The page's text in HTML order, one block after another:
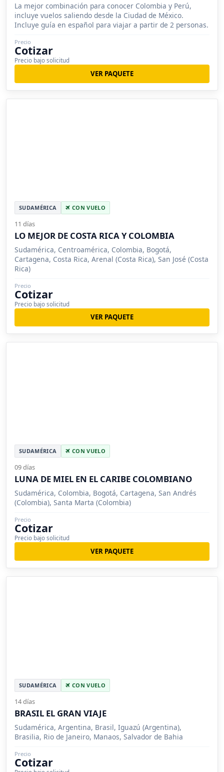
La mejor combinación para conocer Colombia y Perú,
incluye vuelos saliendo desde la Ciudad de México.
Incluye guía en español para viajar a partir de 2 personas.
Precio
Cotizar
Precio bajo solicitud
VER PAQUETE
SUDAMÉRICA CON VUELO
11 días
LO MEJOR DE COSTA RICA Y COLOMBIA
Sudamérica, Centroamérica, Colombia, Bogotá,
Cartagena, Costa Rica, Arenal (Costa Rica), San José (Costa
Rica)
Precio
Cotizar
Precio bajo solicitud
VER PAQUETE
SUDAMÉRICA CON VUELO
09 días
LUNA DE MIEL EN EL CARIBE COLOMBIANO
Sudamérica, Colombia, Bogotá, Cartagena, San Andrés
(Colombia), Santa Marta (Colombia)
Precio
Cotizar
Precio bajo solicitud
VER PAQUETE
SUDAMÉRICA CON VUELO
14 días
BRASIL EL GRAN VIAJE
Sudamérica, Argentina, Brasil, Iguazú (Argentina),
Brasilia, Rio de Janeiro, Manaos, Salvador de Bahia
Precio
Cotizar